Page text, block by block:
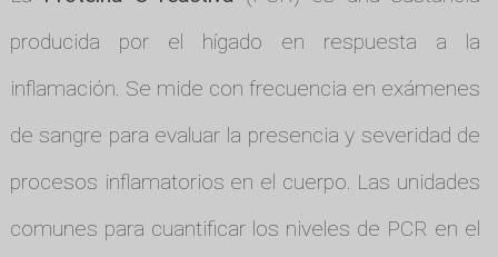
producida por el hígado en respuesta a la
inflamación. Se mide con frecuencia en exámenes
de sangre para evaluar la presencia y severidad de
procesos inflamatorios en el cuerpo. Las unidades
comunes para cuantificar los niveles de PCR en el